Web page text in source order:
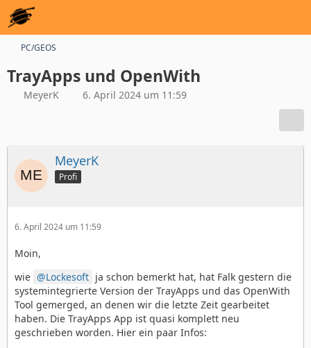
PC/GEOS
TrayApps und OpenWith
MeyerK 6. April 2024 um 11:59
MeyerK
Profi
6. April 2024 um 11:59
Moin,
wie
Lockesoft ja schon bemerkt hat, hat Falk gestern die
systemintegrierte Version der TrayApps und das OpenWith
Tool gemerged, an denen wir die letzte Zeit gearbeitet
haben. Die TrayApps App ist quasi komplett neu
geschrieben worden. Hier ein paar Infos: